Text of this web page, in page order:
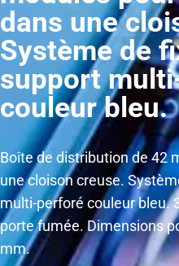
dans une
Système de
support
couleur bleu.
Boîte de distribution de 42
une cloison creuse.
multi-perforé couleur bleu.
porte fumée. Dimensions
mm.